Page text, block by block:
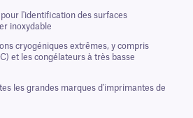
l'identification des surfaces
inoxydable
cryogéniques extrêmes, y compris
et les congélateurs à très basse
les grandes marques d'imprimantes de